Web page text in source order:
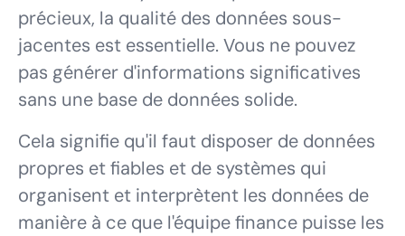
précieux, la qualité des données sous-
jacentes est essentielle. Vous ne pouvez
pas générer d'informations significatives
sans une base de données solide.
Cela signifie qu'il faut disposer de données
propres et fiables et de systèmes qui
organisent et interprètent les données de
manière à ce que l'équipe finance puisse les